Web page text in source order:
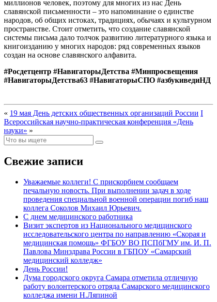
миллионов человек, поэтому для многих из нас День
славянской письменности – это напоминание о единстве
народов, об общих истоках, традициях, обычаях и культурном
пространстве. Стоит отметить, что создание славянской
системы письма дало толчок развитию литературного языка и
книгоизданию у многих народов: ряд современных языков
создан на основе славянского алфавита.
#Росдетцентр #НавигаторыДетства #Минпросвещения
#НавигаторыДетства63 #НавигаторыСПО #азбукиведиНД
« 19 мая День детских общественных организаций России I
Всероссийская научно-практическая конференция «День
науки» »
Свежие записи
Уважаемые коллеги! С прискорбием сообщаем
печальную новость. При выполнении задач в ходе
проведения специальной военной операции погиб наш
коллега Соколов Михаил Юрьевич.
С днем медицинского работника
Визит экспертов из Национального медицинского
исследовательского центра по направлению «Скорая и
медицинская помощь» ФГБОУ ВО ПСПбГМУ им. И. П.
Павлова Минздрава России в ГБПОУ «Самарский
медицинский колледж»
День России!
Дума городского округа Самара отметила отличную
работу волонтерского отряда Самарского медицинского
колледжа имени Н.Ляпиной